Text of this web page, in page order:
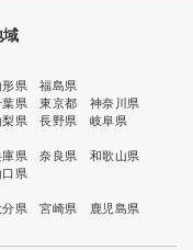
形県
福島県
葉県 東京都
神奈川県
梨県 長野県
岐阜県
庫県 奈良県
和歌山県
口県
分県 宮崎県
鹿児島県